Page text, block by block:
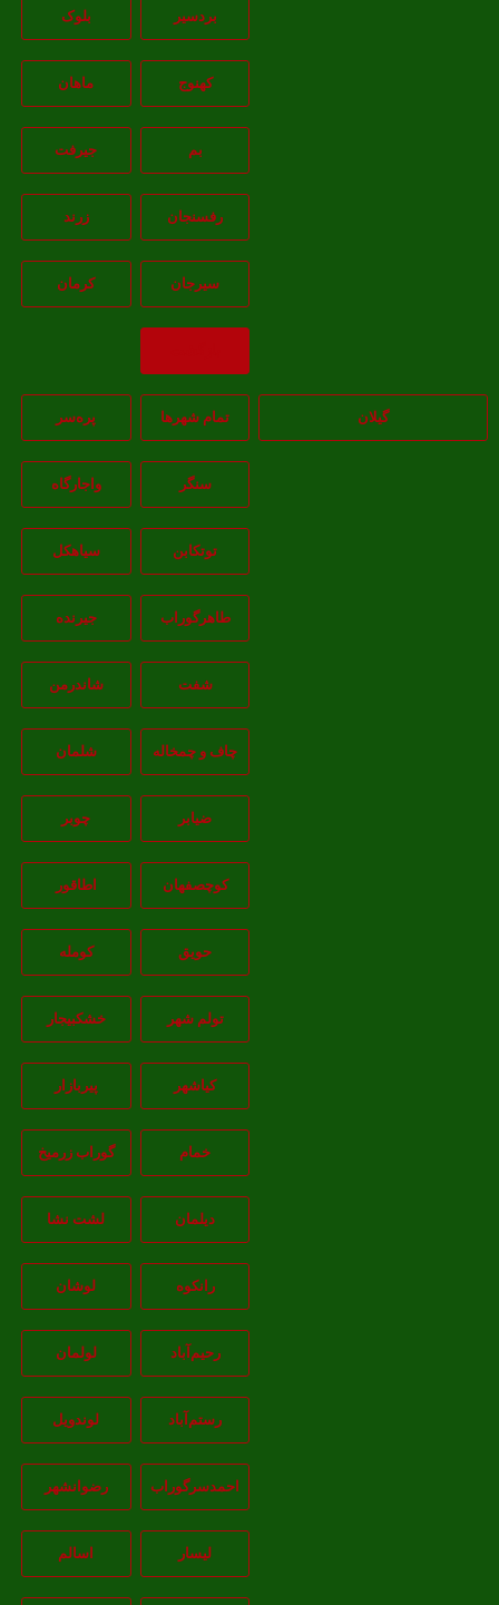
بردسیر بلوک
کهنوج ماهان
جيرفت
رفسنجان زرند
سيرجان کرمان
گیلان تمام شهر‌ها پره‌سر
سنگر واجارگاه
توتکابن سیاهکل
طاهرگوراب جیرنده
شفت شاندرمن
چاف و چمخاله شلمان
ضیابر چوبر
کوچصفهان اطاقور
حویق کومله
تولم شهر خشکبیجار
کیاشهر پیربازار
خمام گوراب زرمیخ
دیلمان لشت نشا
رانکوه لوشان
رحیم‌آباد لولمان
رستم‌آباد لوندویل
احمدسرگوراب رضوانشهر
لیسار اسالم